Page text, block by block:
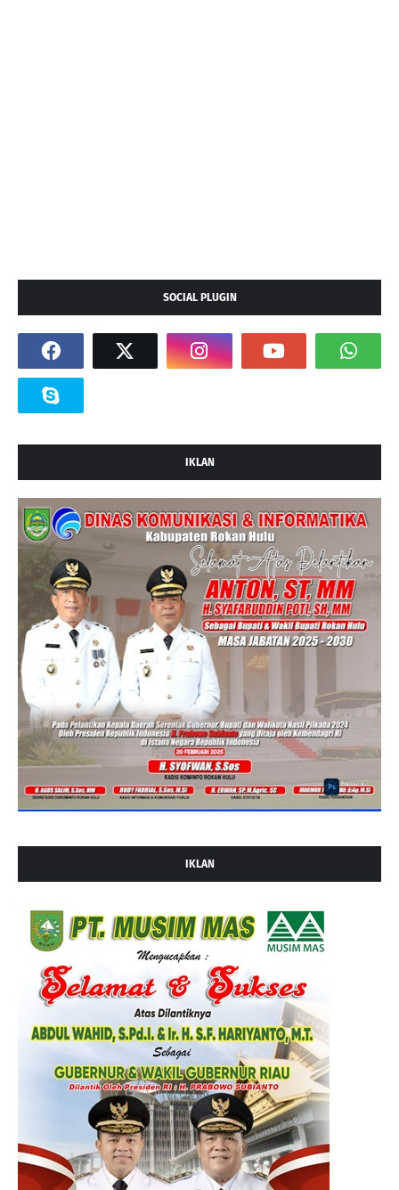
SOCIAL PLUGIN
IKLAN
IKLAN